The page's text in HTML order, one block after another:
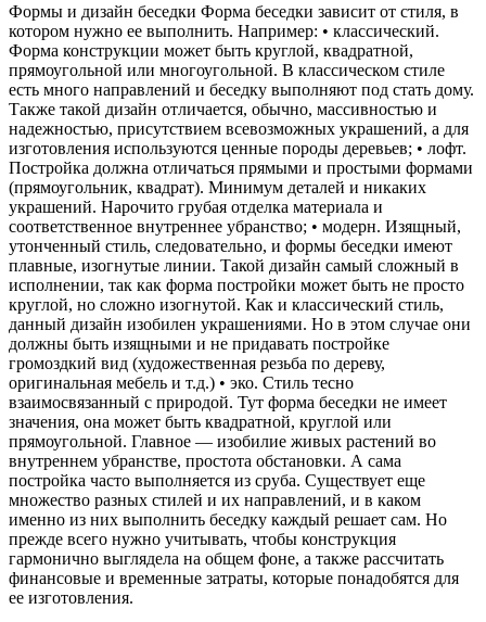
Формы и дизайн беседки Форма беседки зависит от стиля, в
котором нужно ее выполнить. Например: • классический.
Форма конструкции может быть круглой, квадратной,
прямоугольной или многоугольной. В классическом стиле
есть много направлений и беседку выполняют под стать дому.
Также такой дизайн отличается, обычно, массивностью и
надежностью, присутствием всевозможных украшений, а для
изготовления используются ценные породы деревьев; • лофт.
Постройка должна отличаться прямыми и простыми формами
(прямоугольник, квадрат). Минимум деталей и никаких
украшений. Нарочито грубая отделка материала и
соответственное внутреннее убранство; • модерн. Изящный,
утонченный стиль, следовательно, и формы беседки имеют
плавные, изогнутые линии. Такой дизайн самый сложный в
исполнении, так как форма постройки может быть не просто
круглой, но сложно изогнутой. Как и классический стиль,
данный дизайн изобилен украшениями. Но в этом случае они
должны быть изящными и не придавать постройке
громоздкий вид (художественная резьба по дереву,
оригинальная мебель и т.д.) • эко. Стиль тесно
взаимосвязанный с природой. Тут форма беседки не имеет
значения, она может быть квадратной, круглой или
прямоугольной. Главное — изобилие живых растений во
внутреннем убранстве, простота обстановки. А сама
постройка часто выполняется из сруба. Существует еще
множество разных стилей и их направлений, и в каком
именно из них выполнить беседку каждый решает сам. Но
прежде всего нужно учитывать, чтобы конструкция
гармонично выглядела на общем фоне, а также рассчитать
финансовые и временные затраты, которые понадобятся для
ее изготовления.